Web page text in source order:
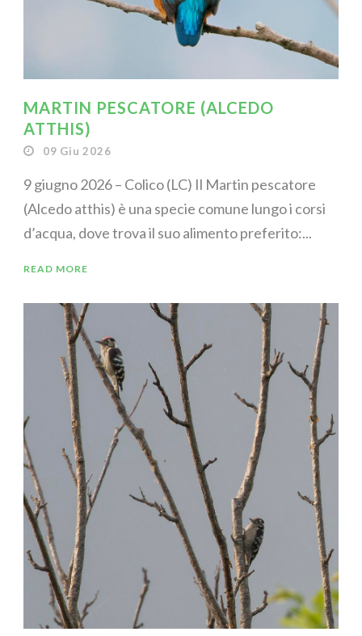
MARTIN PESCATORE (ALCEDO
ATTHIS)
09 Giu 2026
9 giugno 2026 – Colico (LC) Il Martin pescatore
(Alcedo atthis) è una specie comune lungo i corsi
d’acqua, dove trova il suo alimento preferito:...
READ MORE